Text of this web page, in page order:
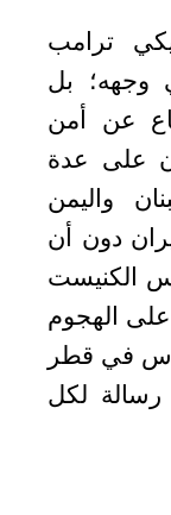
ترامب
وجهه؛ بل
عن أمن
على عدة
واليمن
دون أن
الكنيست
على الهجوم
في قطر
لكل